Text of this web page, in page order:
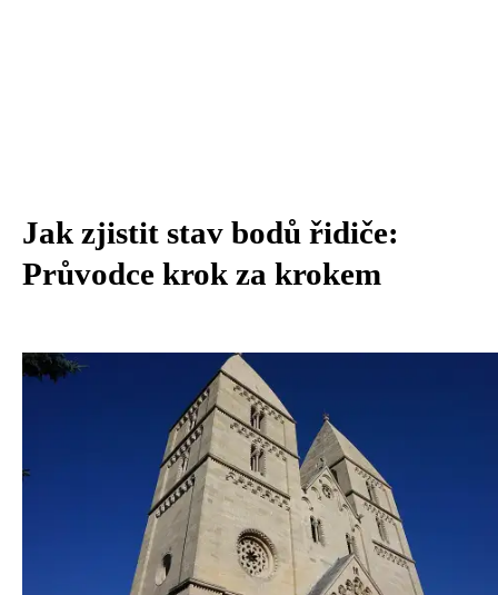
Jak zjistit stav bodů řidiče:
Průvodce krok za krokem